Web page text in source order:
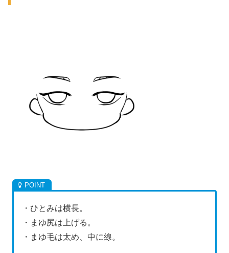
・ひとみは横長。
・まゆ尻は上げる。
・まゆ毛は太め、中に線。